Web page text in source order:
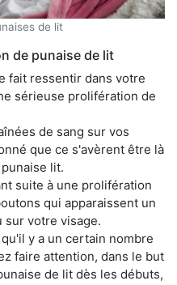
de lit
de punaise de lit
fait ressentir dans votre
sérieuse prolifération de
de sang sur vos
que ce s'avèrent être là
lit.
suite à une prolifération
qui apparaissent un
sur votre visage.
y a un certain nombre
faire attention, dans le but
de lit dès les débuts,